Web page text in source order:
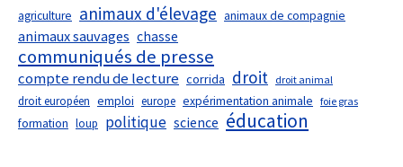
agriculture animaux d'élevage animaux de compagnie
animaux sauvages chasse
communiqués de presse
compte rendu de lecture corrida droit droit animal
droit européen emploi europe expérimentation animale foie gras
formation loup politique science éducation